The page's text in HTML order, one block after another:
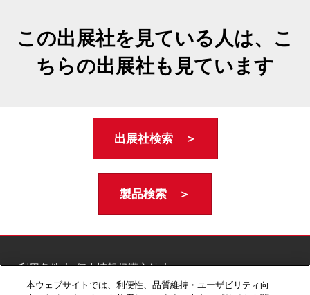
この出展社を見ている人は、こ
ちらの出展社も見ています
出展社検索 ＞
製品検索 ＞
ご利用条件
個人情報保護方針
個人情報に関する修正・利用停止など
本ウェブサイトでは、利便性、品質維持・ユーザビリティ向